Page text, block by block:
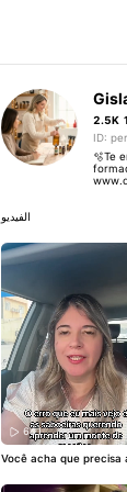
2.5K
ID:
🫧Te
الفيديو
641
Você acha que precisa
eçar? A verdade é que